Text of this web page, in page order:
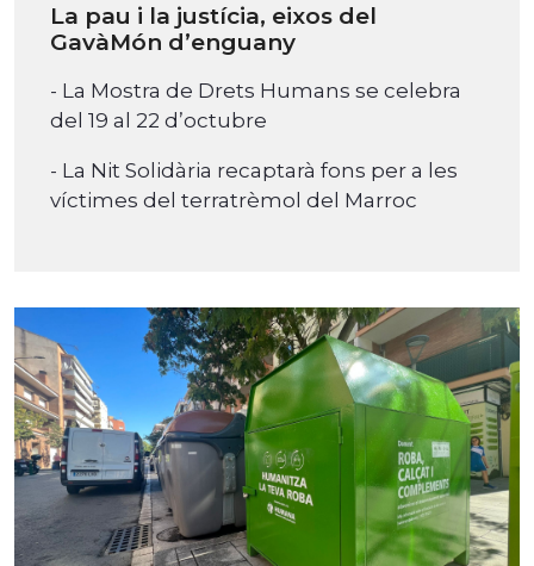
La pau i la justícia, eixos del
GavàMón d’enguany
- La Mostra de Drets Humans se celebra
del 19 al 22 d’octubre
- La Nit Solidària recaptarà fons per a les
víctimes del terratrèmol del Marroc